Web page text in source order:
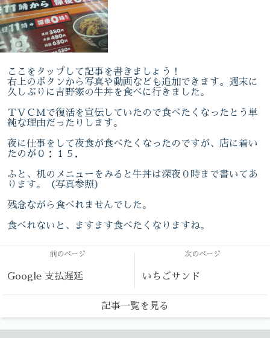
ここをタップして記事を書きましょう！
右上のボタンから写真や動画なども追加できます。週末に
久しぶりに吉野家の牛丼を食べに行きました。
ＴＶＣＭで復活を宣伝していたので食べたくなったとう単
純な理由だったりします。
夜に仕事をして夜食が食べたくなったのですが、店に着い
たのが０：１５．
ふと、机のメニューをみると牛丼は深夜０時まで書いてあ
ります。（写真参照）
残念ながら食べれませんでした。
食べれないと、ますます食べたくなりますね。
前のページ
Google 支払遅延
次のページ
いちごサンド
記事一覧を見る